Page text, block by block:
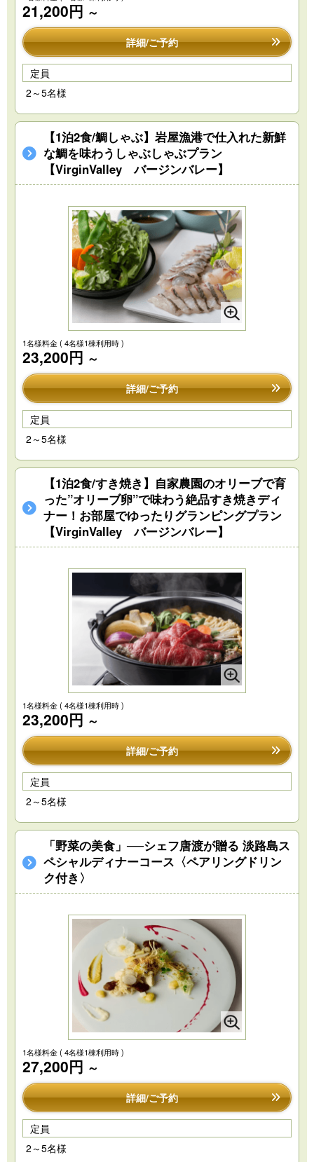
21,200円 ～
詳細/ご予約
定員
2～5名様
【1泊2食/鯛しゃぶ】岩屋漁港で仕入れた新鮮
な鯛を味わうしゃぶしゃぶプラン
【VirginValley バージンバレー】
1名様料金( 4名様1棟利用時 )
23,200円 ～
詳細/ご予約
定員
2～5名様
【1泊2食/すき焼き】自家農園のオリーブで育
った”オリーブ卵”で味わう絶品すき焼きディ
ナー！お部屋でゆったりグランピングプラン
【VirginValley バージンバレー】
1名様料金( 4名様1棟利用時 )
23,200円 ～
詳細/ご予約
定員
2～5名様
「野菜の美食」──シェフ唐渡が贈る 淡路島ス
ペシャルディナーコース〈ペアリングドリン
ク付き〉
1名様料金( 4名様1棟利用時 )
27,200円 ～
詳細/ご予約
定員
2～5名様